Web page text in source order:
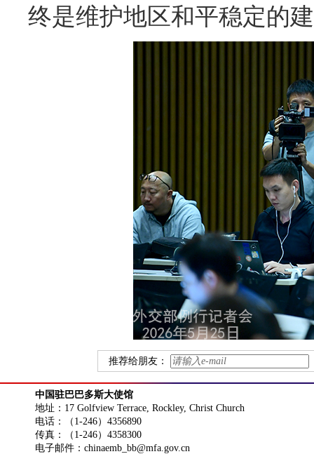
终是维护地区和平稳定的
推荐给朋友：
中国驻巴巴多斯大使馆
地址：17 Golfview Terrace, Rockley, Christ Church
电话：（1-246）4356890
传真：（1-246）4358300
电子邮件：chinaemb_bb@mfa.gov.cn